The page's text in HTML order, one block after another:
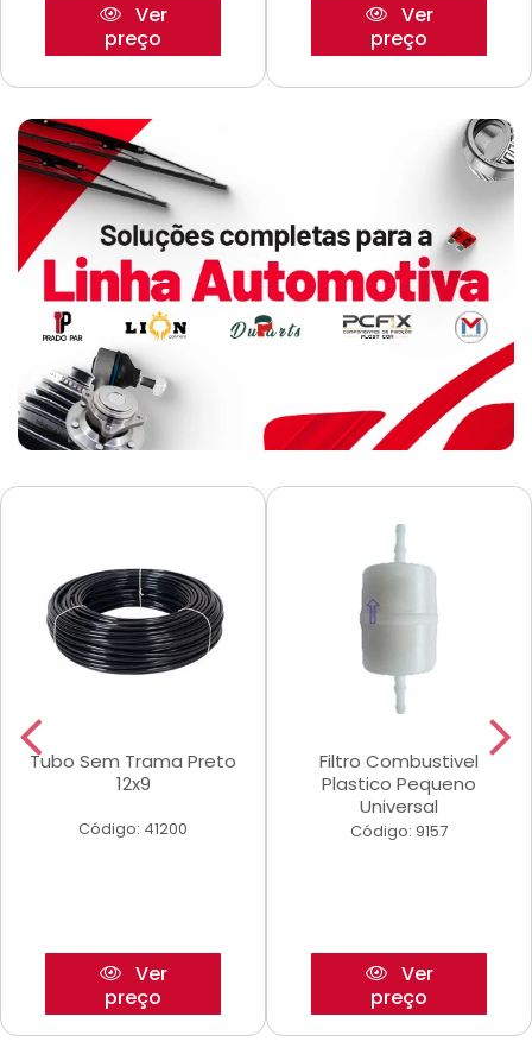
Ver
preço
Ver
preço
Tubo Sem Trama Preto
12x9
Código: 41200
Ver
preço
Filtro Combustivel
Plastico Pequeno
Universal
Código: 9157
Ver
preço